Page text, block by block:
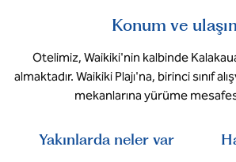
Konum ve
Otelimiz, Waikiki'nin kalbinde
almaktadır. Waikiki Plajı'na, birinci sınıf
mekanlarına yürüme
Yakınlarda neler var